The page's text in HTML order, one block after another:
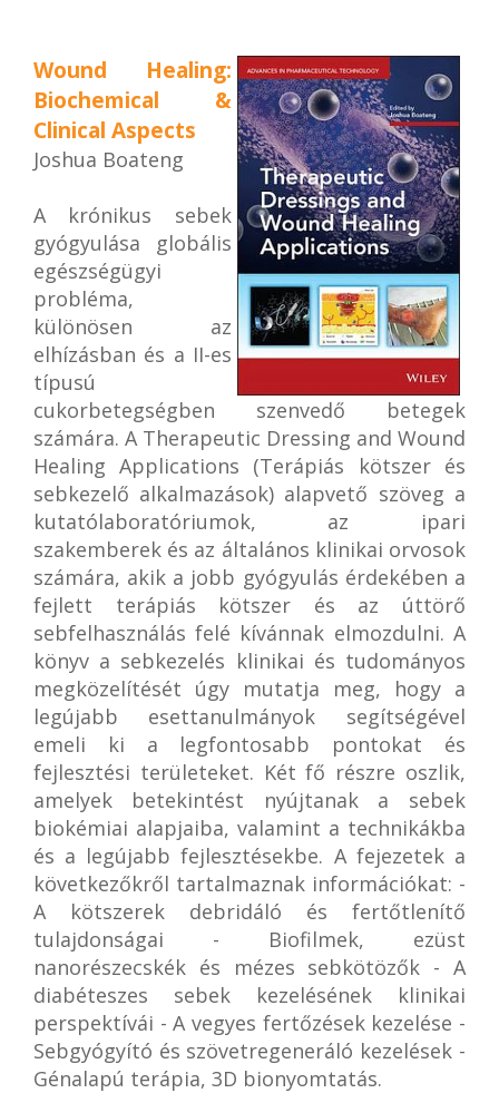
Wound Healing:
Biochemical &
Clinical Aspects
Joshua Boateng
A krónikus sebek
gyógyulása globális
egészségügyi
probléma,
különösen az
elhízásban és a II-es
típusú
cukorbetegségben szenvedő betegek
számára. A Therapeutic Dressing and Wound
Healing Applications (Terápiás kötszer és
sebkezelő alkalmazások) alapvető szöveg a
kutatólaboratóriumok, az ipari
szakemberek és az általános klinikai orvosok
számára, akik a jobb gyógyulás érdekében a
fejlett terápiás kötszer és az úttörő
sebfelhasználás felé kívánnak elmozdulni. A
könyv a sebkezelés klinikai és tudományos
megközelítését úgy mutatja meg, hogy a
legújabb esettanulmányok segítségével
emeli ki a legfontosabb pontokat és
fejlesztési területeket. Két fő részre oszlik,
amelyek betekintést nyújtanak a sebek
biokémiai alapjaiba, valamint a technikákba
és a legújabb fejlesztésekbe. A fejezetek a
következőkről tartalmaznak információkat: -
A kötszerek debridáló és fertőtlenítő
tulajdonságai - Biofilmek, ezüst
nanorészecskék és mézes sebkötözők - A
diabéteszes sebek kezelésének klinikai
perspektívái - A vegyes fertőzések kezelése -
Sebgyógyító és szövetregeneráló kezelések -
Génalapú terápia, 3D bionyomtatás.